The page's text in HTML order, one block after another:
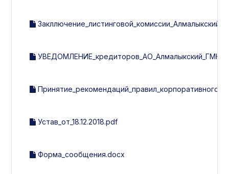
Устав_от_18.12.2018.pdf
Форма_сообщения.docx